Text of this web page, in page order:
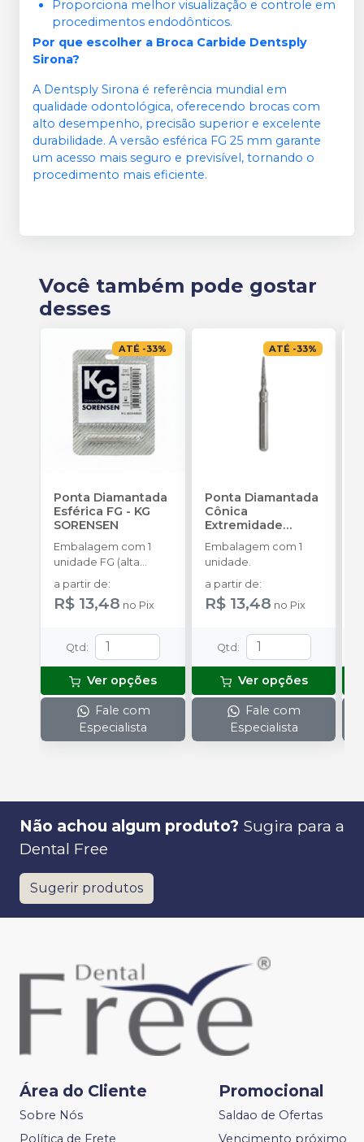
Proporciona melhor visualização e controle em
procedimentos endodônticos.
Por que escolher a Broca Carbide Dentsply
Sirona?
A Dentsply Sirona é referência mundial em
qualidade odontológica, oferecendo brocas com
alto desempenho, precisão superior e excelente
durabilidade. A versão esférica FG 25 mm garante
um acesso mais seguro e previsível, tornando o
procedimento mais eficiente.
Você também pode gostar
desses
ATÉ -33%
Ponta Diamantada
Esférica FG - KG
SORENSEN
Embalagem com 1
unidade FG (alta
rotação).
a partir de:
R$ 13,48 no Pix
Qtd :
Ver opções
Fale com
Especialista
ATÉ -33%
Ponta Diamantada
Cônica
Extremidade
Arredondada FG
KG SORENSEN
Embalagem com 1
unidade.
a partir de:
R$ 13,48 no Pix
Qtd :
Ver opções
Fale com
Especialista
Não achou algum produto? Sugira para a
Dental Free
Sugerir produtos
Área do Cliente
Sobre Nós
Política de Frete
Promocional
Saldao de Ofertas
Vencimento próximo